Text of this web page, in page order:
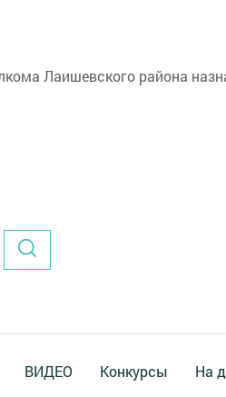
Лаишевского района
ВИДЕО Конкурсы На